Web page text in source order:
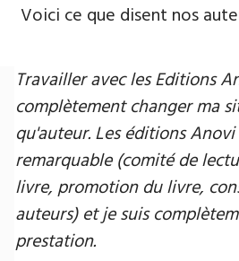
Voici ce que disent nos
Travailler avec les Editions
complètement changer ma
qu'auteur. Les éditions
remarquable (comité de
livre, promotion du livre,
auteurs) et je suis
prestation.